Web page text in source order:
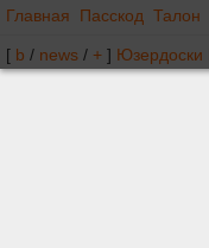
Главная Пасскод Талон
[ b / news / + ] Юзердоски